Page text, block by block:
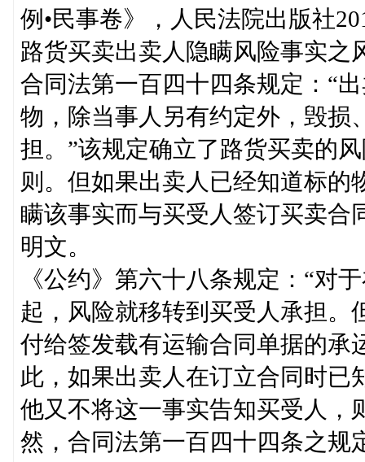
例•民事卷》，人民法院出版社
路货买卖出卖人隐瞒风险事实之
合同法第一百四十四条规定：“
物，除当事人另有约定外，毁损
担。”该规定确立了路货买卖的
则。但如果出卖人已经知道标的
瞒该事实而与买受人签订买卖合
明文。
《公约》第六十八条规定：“对
起，风险就移转到买受人承担。
付给签发载有运输合同单据的承
此，如果出卖人在订立合同时已
他又不将这一事实告知买受人，
然，合同法第一百四十四条之规